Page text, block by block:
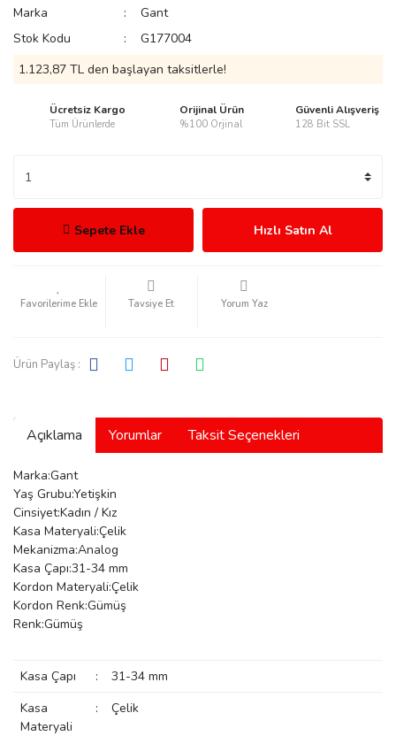
Manoir
Marka
Gant
Stok Kodu
G177004
1.123,87 TL den başlayan taksitlerle!
Ücretsiz Kargo
Tüm Ürünlerde
Orijinal Ürün
%100 Orjinal
Güvenli Alışveriş
128 Bit SSL
Sepete Ekle Hızlı Satın Al
Tavsiye Et Yorum Yaz
Ürün Paylaş :
Açıklama Yorumlar Taksit Seçenekleri
Marka:Gant
Yaş Grubu:Yetişkin
Cinsiyet:Kadın / Kız
Kasa Materyali:Çelik
Mekanizma:Analog
Kasa Çapı:31-34 mm
Kordon Materyali:Çelik
Kordon Renk:Gümüş
Renk:Gümüş
Kasa Çapı :
31-34 mm
Kasa
Materyali
: Çelik